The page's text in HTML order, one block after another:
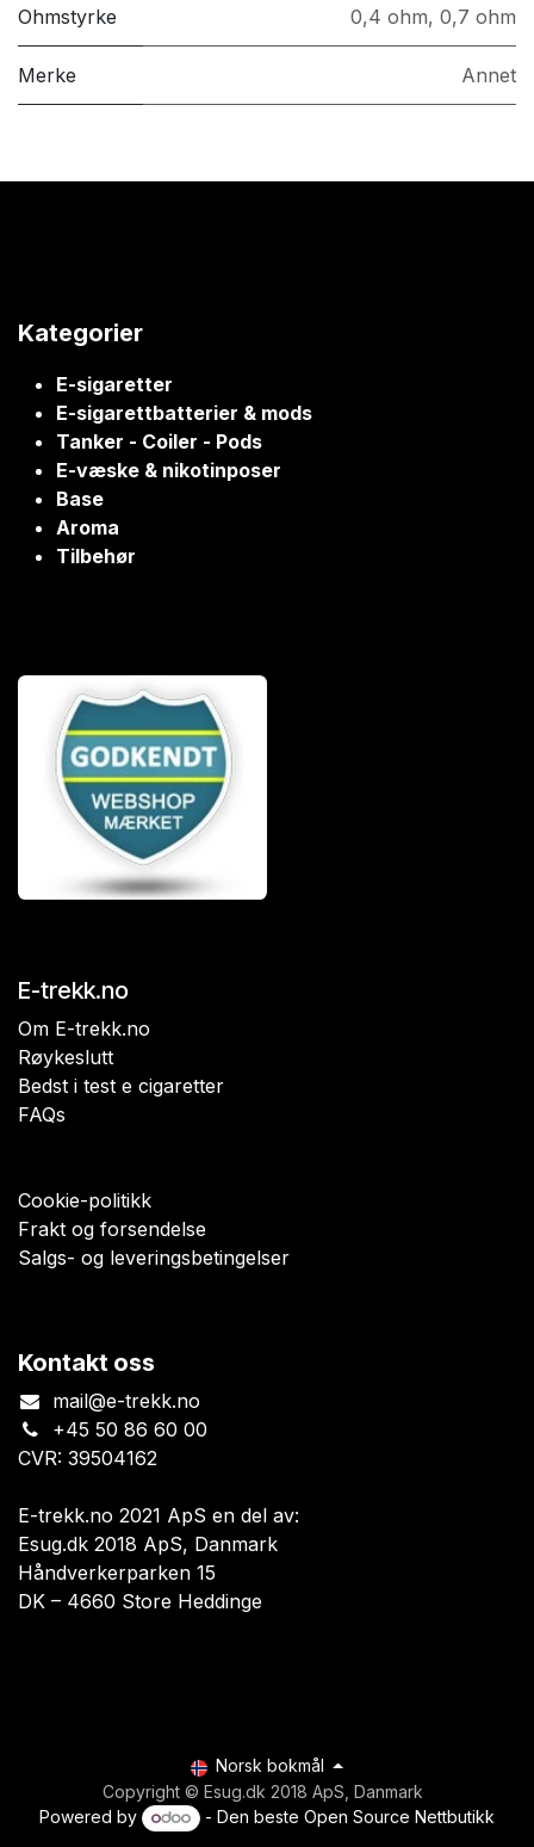
Ohmstyrke 0,4 ohm, 0,7 ohm
Merke Annet
Kategorier
E-sigaretter
E-sigarettbatterier & mods
Tanker - Coiler - Pods
E-væske & nikotinposer
Base
Aroma
Tilbehør
E-trekk.no
Om E-trekk.no
Røykeslutt
Bedst i test e cigaretter
FAQs
Cookie-politikk
Frakt og forsendelse
Salgs- og leveringsbetingelser
Kontakt oss
mail@e-trekk.no
+45 50 86 60 00
CVR: 39504162
E-trekk.no 2021 ApS en del av:
Esug.dk 2018 ApS, Danmark
Håndverkerparken 15
DK – 4660 Store Heddinge
Copyright © Esug.dk 2018 ApS, Danmark
Norsk bokmål
Powered by - Den beste Open Source Nettbutikk